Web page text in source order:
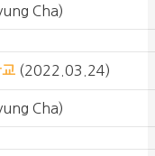
Cha)
(2022.03.24)
Cha)